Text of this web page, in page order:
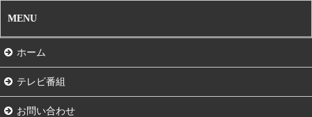
MENU
ホーム
テレビ番組
お問い合わせ